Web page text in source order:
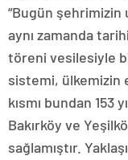
“Bugün şehrimizin
aynı zamanda
töreni vesilesiyle
sistemi, ülkemizin
kısmı bundan
Bakırköy ve
sağlamıştır.